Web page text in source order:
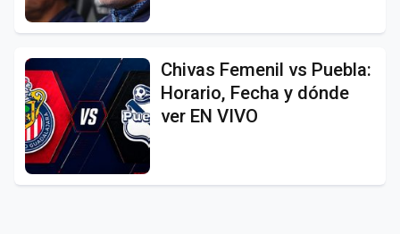
Chivas Femenil vs Puebla:
Horario, Fecha y dónde
ver EN VIVO